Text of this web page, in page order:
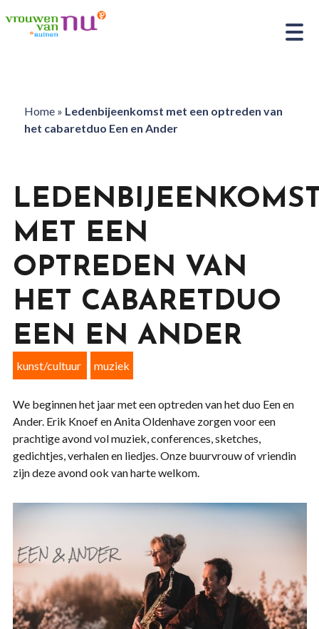
Home» Ledenbijeenkomst met een optreden van
het cabaretduo Een en Ander
MET EEN
OPTREDEN VAN
HET CABARETDUO
EEN EN ANDER
kunst/cultuur muziek
We beginnen het jaar met een optreden van het duo Een en
Ander. Erik Knoef en Anita Oldenhave zorgen voor een
prachtige avond vol muziek, conferences, sketches,
gedichtjes, verhalen en liedjes. Onze buurvrouw of vriendin
zijn deze avond ook van harte welkom.